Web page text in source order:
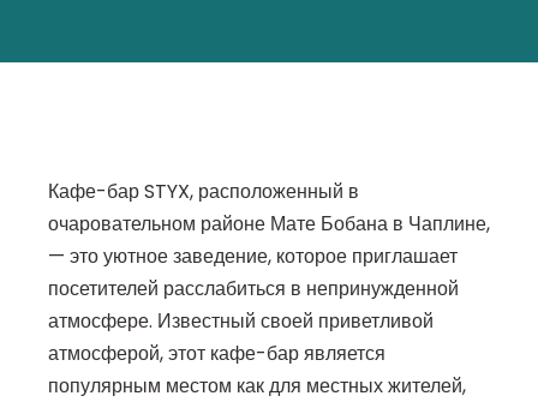
Кафе-бар STYX, расположенный в
очаровательном районе Мате Бобана в Чаплине,
— это уютное заведение, которое приглашает
посетителей расслабиться в непринужденной
атмосфере. Известный своей приветливой
атмосферой, этот кафе-бар является
популярным местом как для местных жителей,